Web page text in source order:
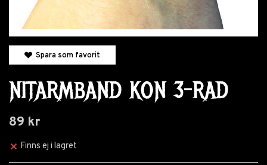
Spara som favorit
NITARMBAND KON 3-RAD
89 kr
Finns ej i lagret